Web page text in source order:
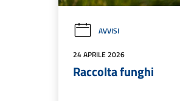
AVVISI
24 APRILE 2026
Raccolta funghi